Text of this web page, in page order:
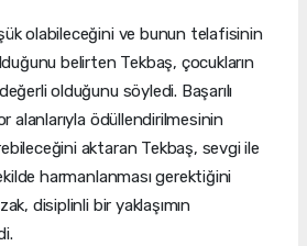
olabileceğini ve bunun telafisinin
belirten Tekbaş, çocukların
olduğunu söyledi. Başarılı
alanlarıyla ödüllendirilmesinin
aktaran Tekbaş, sevgi ile
harmanlanması gerektiğini
disiplinli bir yaklaşımın